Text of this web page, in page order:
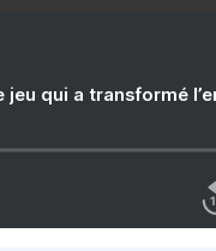
jeu qui a transformé